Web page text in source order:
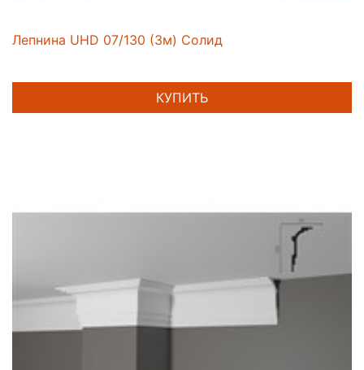
Лепнина UHD 07/130 (3м) Солид
КУПИТЬ